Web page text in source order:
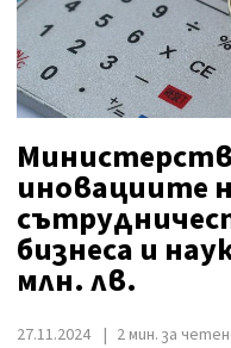
иновациите
бизнеса и
млн. лв.
27.11.2024 2 мин. за